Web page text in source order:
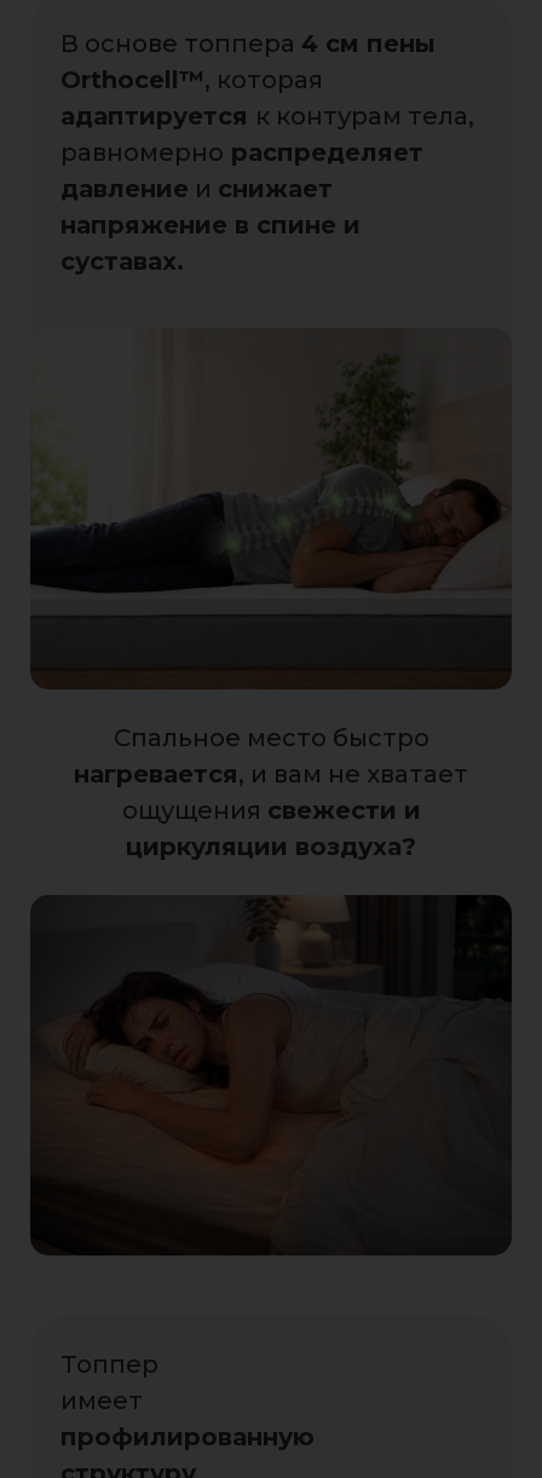
В основе топпера 4 см пены
Orthocell™, которая
адаптируется к контурам тела,
равномерно распределяет
давление и снижает
напряжение в спине и
суставах.
Спальное место быстро
нагревается, и вам не хватает
ощущения свежести и
циркуляции воздуха?
Топпер
имеет
профилированную